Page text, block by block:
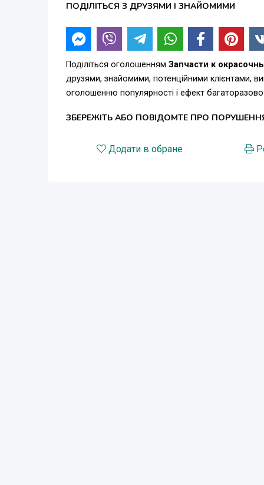
ПОДІЛІТЬСЯ З ДРУЗЯМИ І ЗНАЙОМИМИ
Поділіться оголошенням Запчасти к
друзями, знайомими, потенційними клієнтами,
оголошенню популярності і ефект
ЗБЕРЕЖІТЬ АБО ПОВІДОМТЕ ПРО
Додати в обране